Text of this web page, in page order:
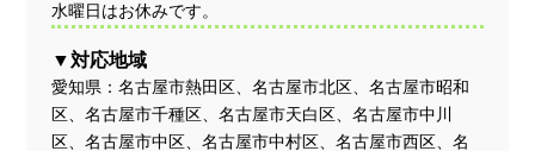
水曜日はお休みです。
対応地域
愛知県：名古屋市熱田区、名古屋市北区、名古屋市昭和
区、名古屋市千種区、名古屋市天白区、名古屋市中川
区、名古屋市中区、名古屋市中村区、名古屋市西区、名